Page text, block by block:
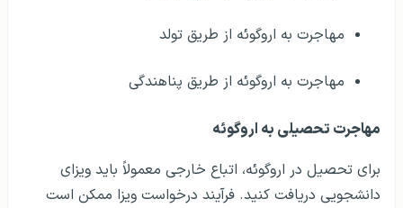
مهاجرت به اروگوئه از طریق تولد
مهاجرت به اروگوئه از طریق پناهندگی
مهاجرت تحصیلی‌ به اروگوئه
برای تحصیل در اروگوئه، اتباع خارجی معمولاً باید ویزای
دانشجویی دریافت کنید. فرآیند درخواست ویزا ممکن است